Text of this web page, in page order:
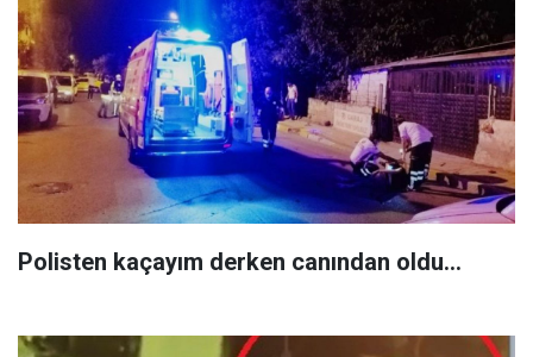
Polisten kaçayım derken canından oldu...